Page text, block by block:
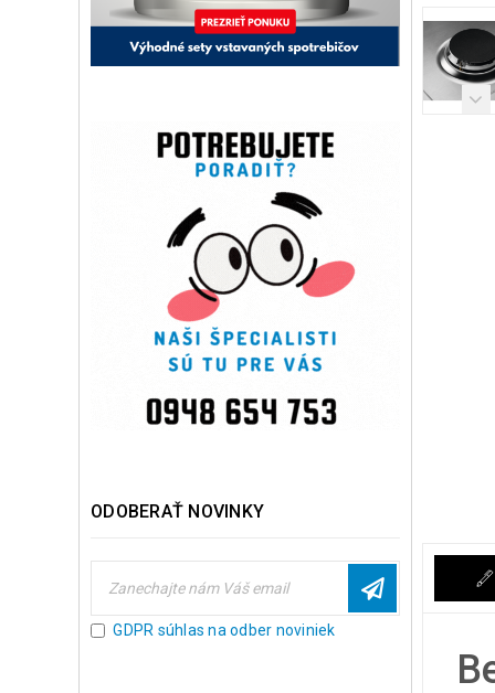
ODOBERAŤ NOVINKY
GDPR súhlas na odber noviniek